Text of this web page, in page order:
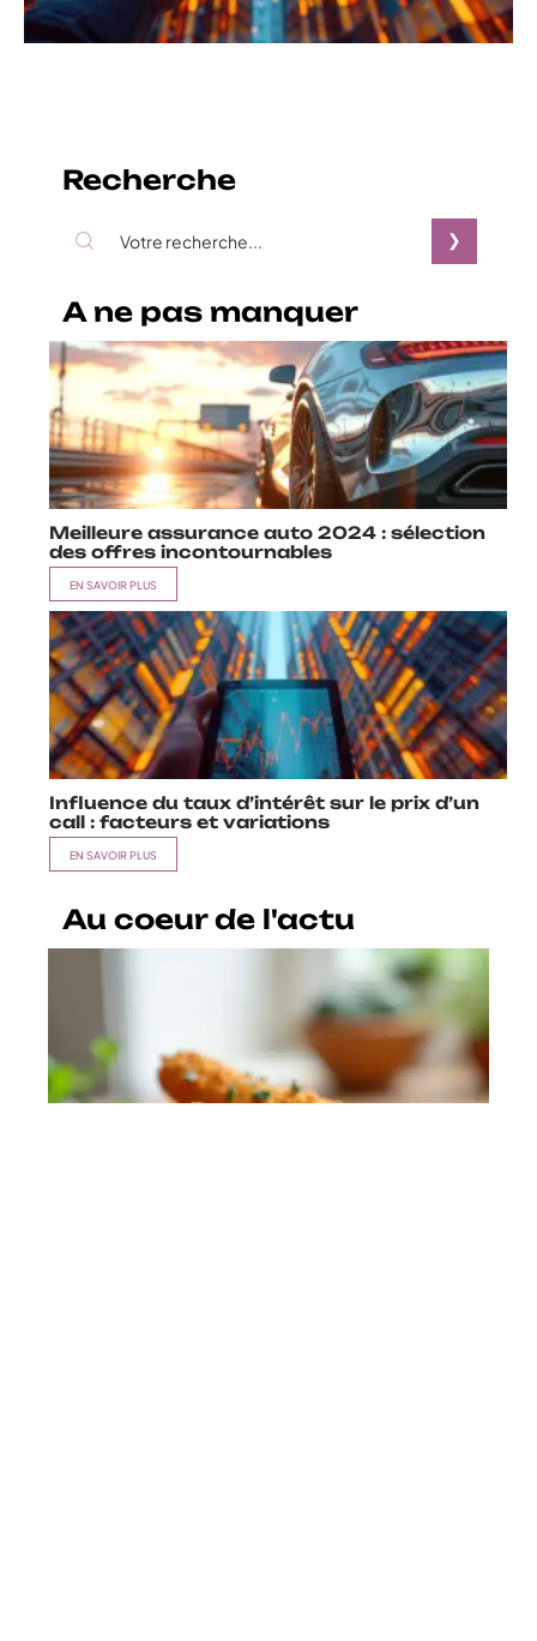
Recherche
A ne pas manquer
Meilleure assurance auto 2024 : sélection
des offres incontournables
EN SAVOIR PLUS
Influence du taux d’intérêt sur le prix d’un
call : facteurs et variations
EN SAVOIR PLUS
Au coeur de l'actu